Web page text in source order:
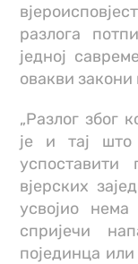
разлога
једној
овакви закони
„Разлог због
је и тај
вјерских
усвојио
спријечи
појединца или